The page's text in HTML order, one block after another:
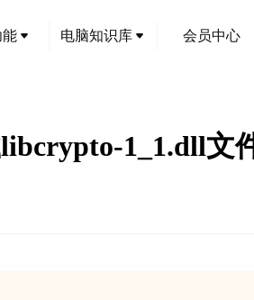
能 电脑知识库 会员中心
1_1.dll文